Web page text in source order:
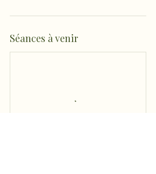
Séances à venir